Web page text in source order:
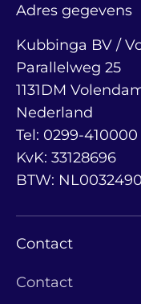
Adres gegevens
Kubbinga BV /
Parallelweg 25
1131DM
Nederland
Tel: 0299-410000
KvK: 33128696
BTW:
Contact
Contact